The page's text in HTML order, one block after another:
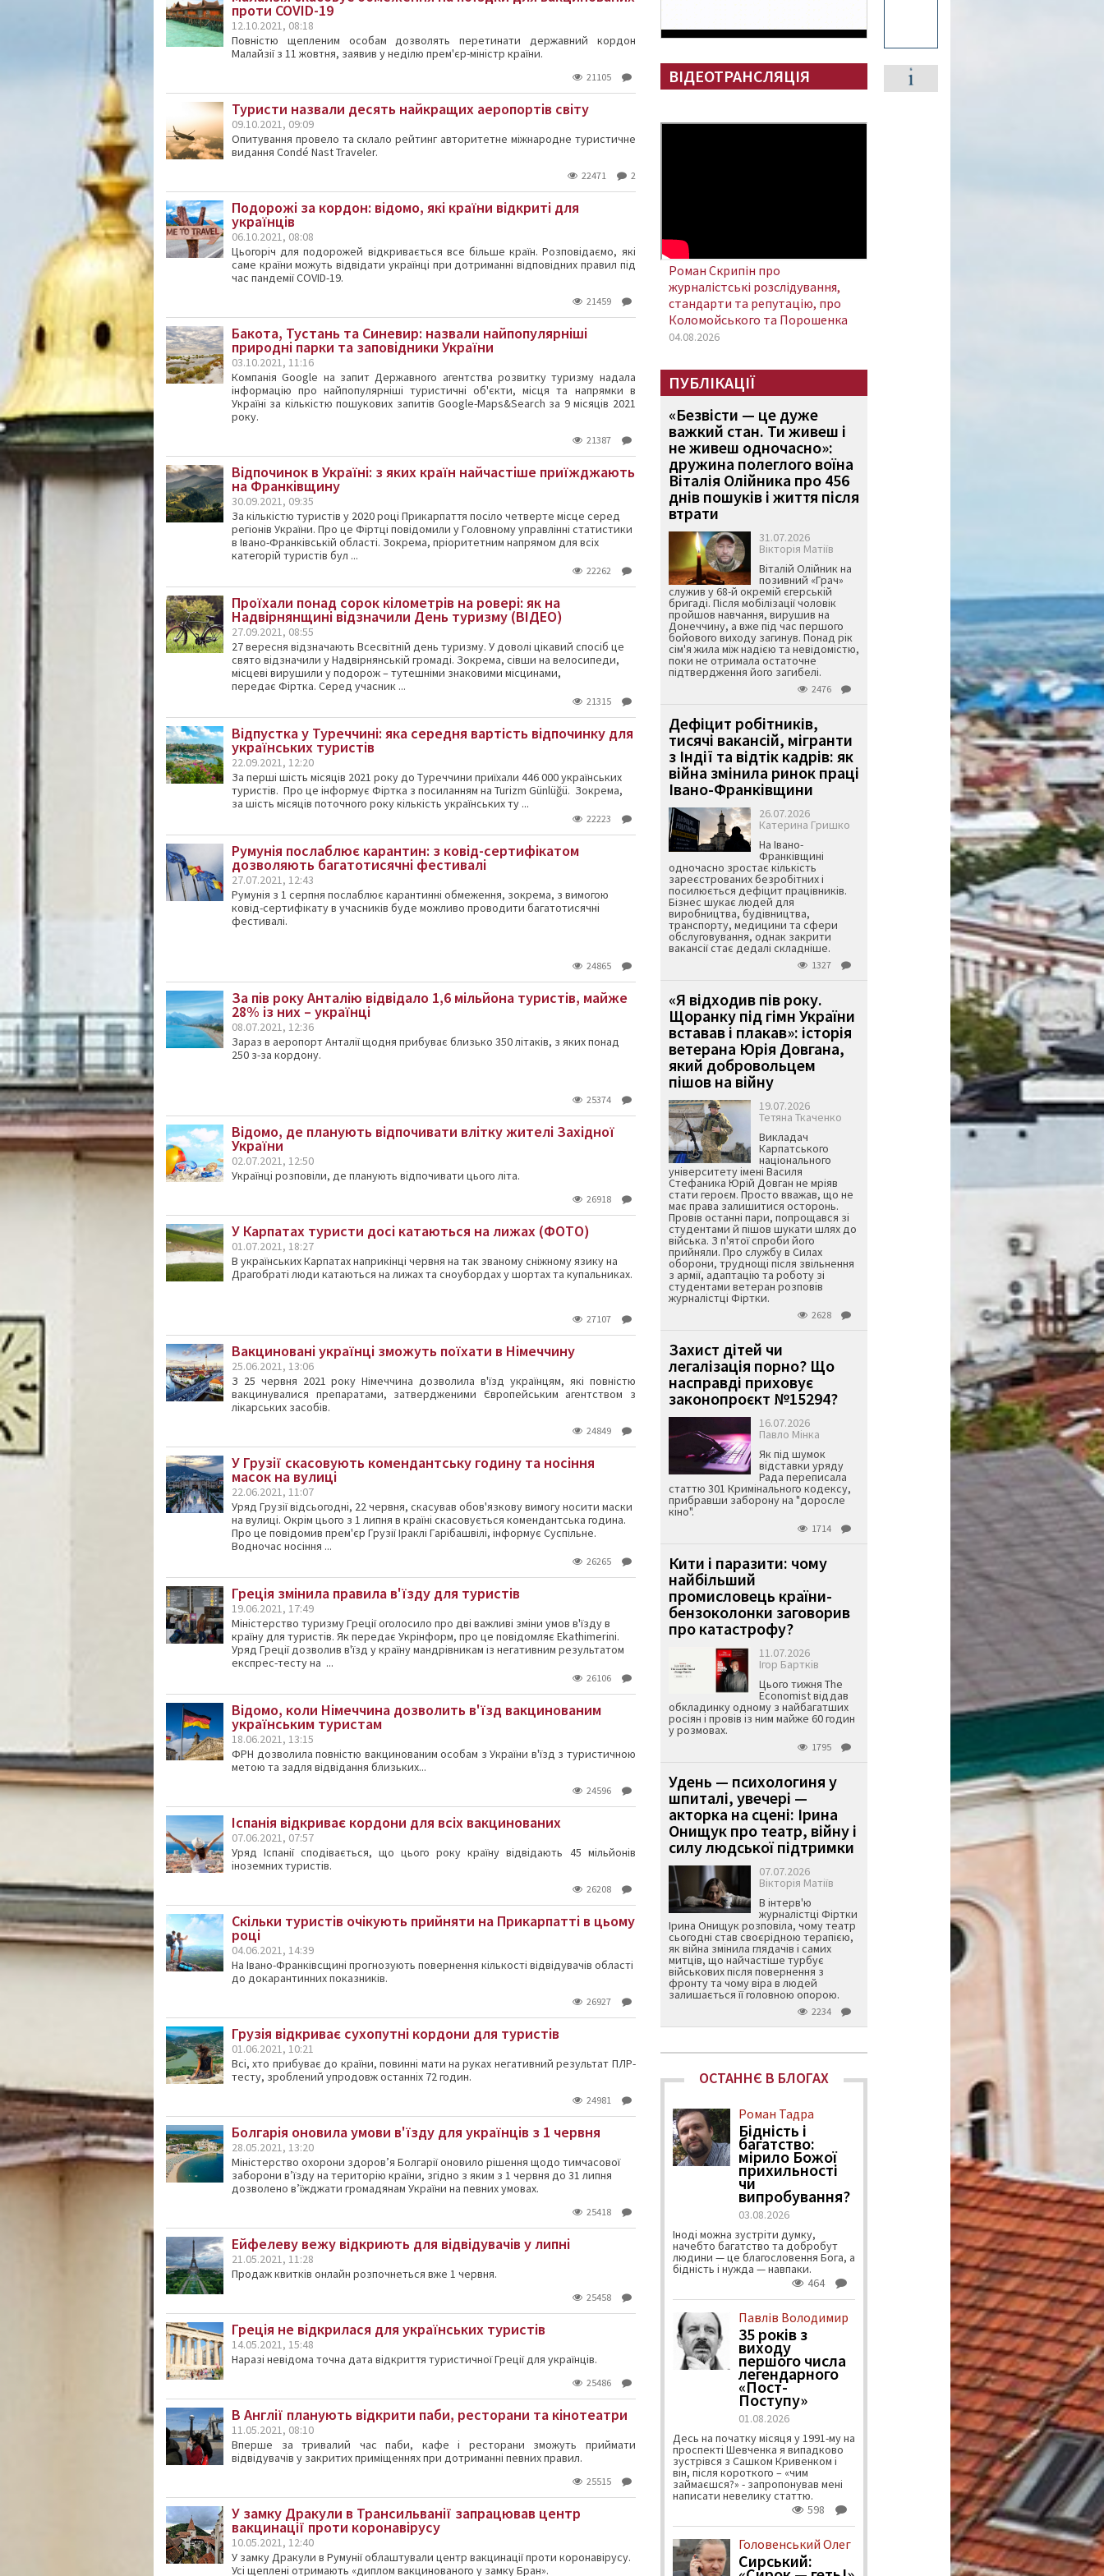
проти COVID-19
12.10.2021, 08:18
Повністю щепленим особам дозволять перетинати державний кордон
Малайзії з 11 жовтня, заявив у неділю прем'єр-міністр країни.
21105
Туристи назвали десять найкращих аеропортів світу
09.10.2021, 09:09
Опитування провело та склало рейтинг авторитетне міжнародне туристичне
видання Condé Nast Traveler.
22471 2
Подорожі за кордон: відомо, які країни відкриті для
українців
06.10.2021, 08:08
Цьогоріч для подорожей відкривається все більше країн. Розповідаємо, які
саме країни можуть відвідати українці при дотриманні відповідних правил під
час пандемії COVID-19.
21459
Бакота, Тустань та Синевир: назвали найпопулярніші
природні парки та заповідники України
03.10.2021, 11:16
Компанія Google на запит Державного агентства розвитку туризму надала
інформацію про найпопулярніші туристичні об'єкти, місця та напрямки в
Україні за кількістю пошукових запитів Google-Maps&Search за 9 місяців 2021
року.
21387
Відпочинок в Україні: з яких країн найчастіше приїжджають
на Франківщину
30.09.2021, 09:35
За кількістю туристів у 2020 році Прикарпаття посіло четверте місце серед
регіонів України. Про це Фіртці повідомили у Головному управлінні статистики
в Івано-Франківській області. Зокрема, пріоритетним напрямом для всіх
категорій туристів бул ...
22262
Проїхали понад сорок кілометрів на ровері: як на
Надвірнянщині відзначили День туризму (ВІДЕО)
27.09.2021, 08:55
27 вересня відзначають Всесвітній день туризму. У доволі цікавий спосіб це
свято відзначили у Надвірнянській громаді. Зокрема, сівши на велосипеди,
місцеві вирушили у подорож – тутешніми знаковими місцинами,
передає Фіртка. Серед учасник ...
21315
Відпустка у Туреччині: яка середня вартість відпочинку для
українських туристів
22.09.2021, 12:20
За перші шість місяців 2021 року до Туреччини приїхали 446 000 українських
туристів. Про це інформує Фіртка з посиланням на Turizm Günlüğü. Зокрема,
за шість місяців поточного року кількість українських ту ...
22223
Румунія послаблює карантин: з ковід-сертифікатом
дозволяють багатотисячні фестивалі
27.07.2021, 12:43
Румунія з 1 серпня послаблює карантинні обмеження, зокрема, з вимогою
ковід-сертифікату в учасників буде можливо проводити багатотисячні
фестивалі.
24865
За пів року Анталію відвідало 1,6 мільйона туристів, майже
28% із них – українці
08.07.2021, 12:36
Зараз в аеропорт Анталії щодня прибуває близько 350 літаків, з яких понад
250 з-за кордону.
25374
Відомо, де планують відпочивати влітку жителі Західної
України
02.07.2021, 12:50
Українці розповіли, де планують відпочивати цього літа.
26918
У Карпатах туристи досі катаються на лижах (ФОТО)
01.07.2021, 18:27
В українських Карпатах наприкінці червня на так званому сніжному язику на
Драгобраті люди катаються на лижах та сноубордах у шортах та купальниках.
27107
Вакциновані українці зможуть поїхати в Німеччину
25.06.2021, 13:06
З 25 червня 2021 року Німеччина дозволила в'їзд українцям, які повністю
вакцинувалися препаратами, затвердженими Європейським агентством з
лікарських засобів.
24849
У Грузії скасовують комендантську годину та носіння
масок на вулиці
22.06.2021, 11:07
Уряд Грузії відсьогодні, 22 червня, скасував обов'язкову вимогу носити маски
на вулиці. Окрім цього з 1 липня в країні скасовується комендантська година.
Про це повідомив прем'єр Грузії Іраклі Гарібашвілі, інформує Суспільне.
Водночас носіння ...
26265
Греція змінила правила в'їзду для туристів
19.06.2021, 17:49
Міністерство туризму Греції оголосило про дві важливі зміни умов в'їзду в
країну для туристів. Як передає Укрінформ, про це повідомляє Ekathimerini.
Уряд Греції дозволив в'їзд у країну мандрівникам із негативним результатом
експрес-тесту на ...
26106
Відомо, коли Німеччина дозволить в'їзд вакцинованим
українським туристам
18.06.2021, 13:15
ФРН дозволила повністю вакцинованим особам з України в'їзд з туристичною
метою та задля відвідання близьких...
24596
Іспанія відкриває кордони для всіх вакцинованих
07.06.2021, 07:57
Уряд Іспанії сподівається, що цього року країну відвідають 45 мільйонів
іноземних туристів.
26208
Скільки туристів очікують прийняти на Прикарпатті в цьому
році
04.06.2021, 14:39
На Івано-Франківсщині прогнозують повернення кількості відвідувачів області
до докарантинних показників.
26927
Грузія відкриває сухопутні кордони для туристів
01.06.2021, 10:21
Всі, хто прибуває до країни, повинні мати на руках негативний результат ПЛР-
тесту, зроблений упродовж останніх 72 годин.
24981
Болгарія оновила умови в'їзду для українців з 1 червня
28.05.2021, 13:20
Міністерство охорони здоров’я Болгарії оновило рішення щодо тимчасової
заборони в’їзду на територію країни, згідно з яким з 1 червня до 31 липня
дозволено в’їжджати громадянам України на певних умовах.
25418
Ейфелеву вежу відкриють для відвідувачів у липні
21.05.2021, 11:28
Продаж квитків онлайн розпочнеться вже 1 червня.
25458
Греція не відкрилася для українських туристів
14.05.2021, 15:48
Наразі невідома точна дата відкриття туристичної Греції для українців.
25486
В Англії планують відкрити паби, ресторани та кінотеатри
11.05.2021, 08:10
Вперше за тривалий час паби, кафе і ресторани зможуть приймати
відвідувачів у закритих приміщеннях при дотриманні певних правил.
25515
У замку Дракули в Трансильванії запрацював центр
вакцинації проти коронавірусу
10.05.2021, 12:40
У замку Дракули в Румунії облаштували центр вакцинації проти коронавірусу.
Усі щеплені отримають «диплом вакцинованого у замку Бран».
ВІДЕОТРАНСЛЯЦІЯ
Роман Скрипін про
журналістські розслідування,
стандарти та репутацію, про
Коломойського та Порошенка
04.08.2026
ПУБЛІКАЦІЇ
«Безвісти — це дуже
важкий стан. Ти живеш і
не живеш одночасно»:
дружина полеглого воїна
Віталія Олійника про 456
днів пошуків і життя після
втрати
31.07.2026
Вікторія Матіїв
Віталій Олійник на
позивний «Грач»
служив у 68-й окремій єгерській
бригаді. Після мобілізації чоловік
пройшов навчання, вирушив на
Донеччину, а вже під час першого
бойового виходу загинув. Понад рік
сім'я жила між надією та невідомістю,
поки не отримала остаточне
підтвердження його загибелі.
2476
Дефіцит робітників,
тисячі вакансій, мігранти
з Індії та відтік кадрів: як
війна змінила ринок праці
Івано-Франківщини
26.07.2026
Катерина Гришко
На Івано-
Франківщині
одночасно зростає кількість
зареєстрованих безробітних і
посилюється дефіцит працівників.
Бізнес шукає людей для
виробництва, будівництва,
транспорту, медицини та сфери
обслуговування, однак закрити
вакансії стає дедалі складніше.
1327
«Я відходив пів року.
Щоранку під гімн України
вставав і плакав»: історія
ветерана Юрія Довгана,
який добровольцем
пішов на війну
19.07.2026
Тетяна Ткаченко
Викладач
Карпатського
національного
університету імені Василя
Стефаника Юрій Довган не мріяв
стати героєм. Просто вважав, що не
має права залишитися осторонь.
Провів останні пари, попрощався зі
студентами й пішов шукати шлях до
війська. З п'ятої спроби його
прийняли. Про службу в Силах
оборони, труднощі після звільнення
з армії, адаптацію та роботу зі
студентами ветеран розповів
журналістці Фіртки.
2628
Захист дітей чи
легалізація порно? Що
насправді приховує
законопроєкт №15294?
16.07.2026
Павло Мінка
Як під шумок
відставки уряду
Рада переписала
статтю 301 Кримінального кодексу,
прибравши заборону на "доросле
кіно".
1714
Кити і паразити: чому
найбільший
промисловець країни-
бензоколонки заговорив
про катастрофу?
11.07.2026
Ігор Бартків
Цього тижня The
Economist віддав
обкладинку одному з найбагатших
росіян і провів із ним майже 60 годин
у розмовах.
1795
Удень — психологиня у
шпиталі, увечері —
акторка на сцені: Ірина
Онищук про театр, війну і
силу людської підтримки
07.07.2026
Вікторія Матіїв
В інтерв'ю
журналістці Фіртки
Ірина Онищук розповіла, чому театр
сьогодні став своєрідною терапією,
як війна змінила глядачів і самих
митців, що найчастіше турбує
військових після повернення з
фронту та чому віра в людей
залишається її головною опорою.
2234
ОСТАННЄ В БЛОГАХ
Роман Тадра
Бідність і
багатство:
мірило Божої
прихильності
чи
випробування?
03.08.2026
Іноді можна зустріти думку,
начебто багатство та добробут
людини — це благословення Бога, а
бідність і нужда — навпаки.
464
Павлів Володимир
35 років з
виходу
першого числа
легендарного
«Пост-
Поступу»
01.08.2026
Десь на початку місяця у 1991-му на
проспекті Шевченка я випадково
зустрівся з Сашком Кривенком і
він, після короткого – «чим
займаєшся?» - запропонував мені
написати невелику статтю.
598
Головенський Олег
Сирський: